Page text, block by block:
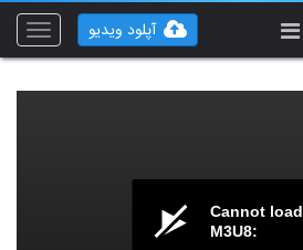
Toggle
آپلود ویدیو
Cannot load
M3U8: